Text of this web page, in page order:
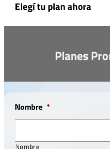
Elegí tu plan ahora
Planes
Nombre *
Nombre